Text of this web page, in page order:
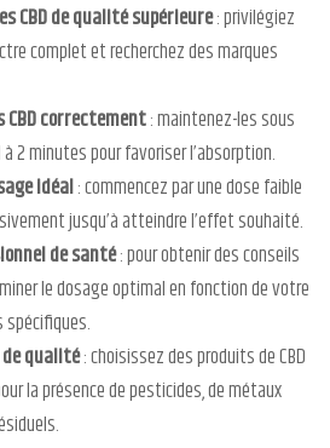
CBD de qualité supérieure: privilégiez
complet et recherchez des marques
correctement: maintenez-les sous
2 minutes pour favoriser l’absorption.
idéal: commencez par une dose faible
jusqu’à atteindre l’effet souhaité.
de santé: pour obtenir des conseils
le dosage optimal en fonction de votre
qualité: choisissez des produits de CBD
la présence de pesticides, de métaux